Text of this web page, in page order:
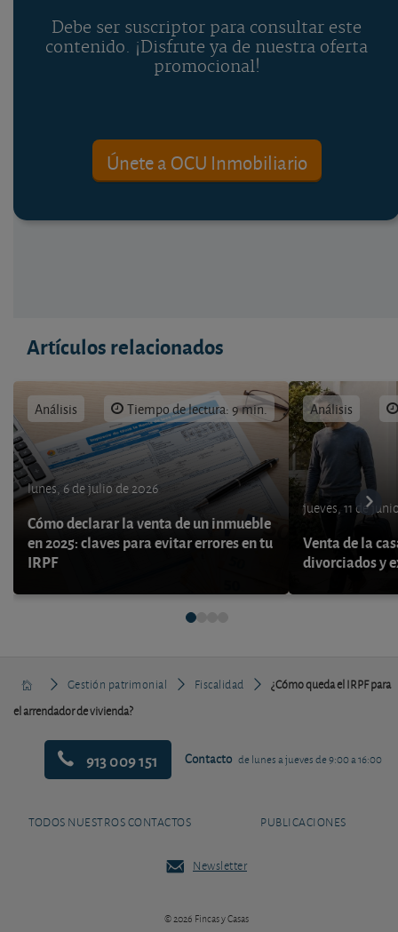
Debe ser suscriptor para consultar este
contenido. ¡Disfrute ya de nuestra oferta
promocional!
Únete a OCU Inmobiliario
Artículos relacionados
Análisis Tiempo de lectura: 9 min.
lunes, 6 de julio de 2026
Cómo declarar la venta de un inmueble
en 2025: claves para evitar errores en tu
IRPF
Análisis
jueves, 11 de
Venta de la
divorciados y
Gestión patrimonial Fiscalidad
¿Cómo queda el IRPF para
el arrendador de vivienda?
913 009 151 Contacto de lunes a jueves de 9:00 a 16:00
TODOS NUESTROS CONTACTOS PUBLICACIONES
Newsletter
© 2026 Fincas y Casas